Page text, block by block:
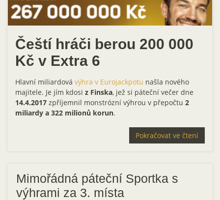
Čeští hráči berou 200 000
Kč v Extra 6
Hlavní miliardová výhra v Eurojackpotu našla nového
majitele. Je jím kdosi z Finska, jež si páteční večer dne
14.4.2017 zpříjemnil monstrózní výhrou v přepočtu 2
miliardy a 322 milionů korun.
Pokračovat ve čtení
Mimořádná páteční Sportka s
výhrami za 3. místa